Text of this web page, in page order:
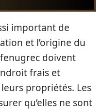
important de
et l’origine du
doivent
frais et
propriétés. Les
qu’elles ne sont